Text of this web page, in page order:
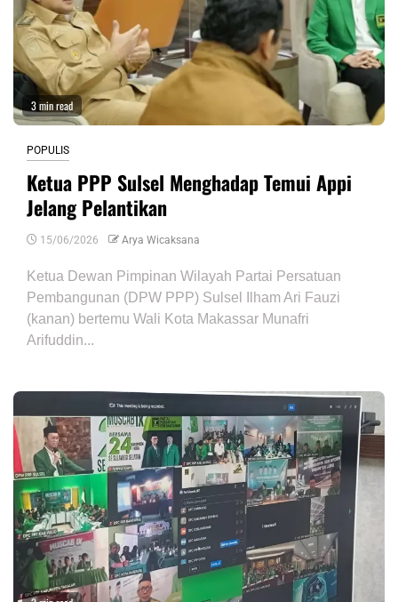
3 min read
POPULIS
Ketua PPP Sulsel Menghadap Temui Appi
Jelang Pelantikan
15/06/2026 Arya Wicaksana
Ketua Dewan Pimpinan Wilayah Partai Persatuan
Pembangunan (DPW PPP) Sulsel Ilham Ari Fauzi
(kanan) bertemu Wali Kota Makassar Munafri
Arifuddin...